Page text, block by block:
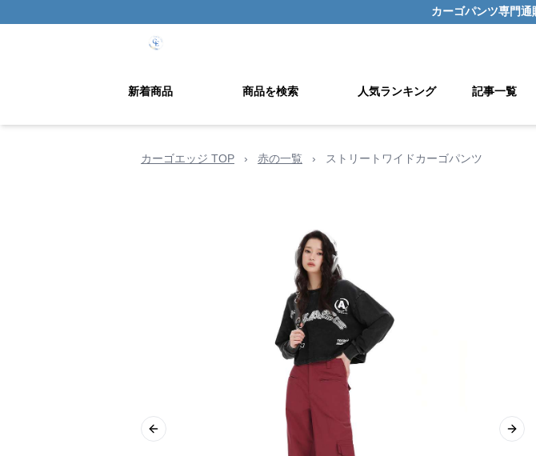
カーゴパンツ専門通
新着商品 商品を検索 人気ランキング 記事一覧
カーゴエッジ TOP › 赤の一覧 › ストリートワイドカーゴパンツ
Previous slide Next